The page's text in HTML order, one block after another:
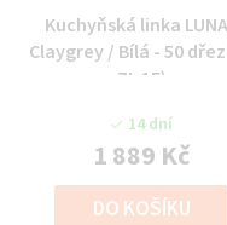
Kuchyňská linka
Claygrey / Bílá - 50
ZL 1F)
14 dní
1 889 Kč
DO KOŠÍKU